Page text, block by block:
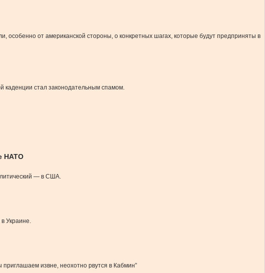
от американской стороны, о конкретных шагах, которые будут предприняты в
каденции стал законодательным спамом.
НАТО
— в США.
Украине.
извне, неохотно рвутся в Кабмин”